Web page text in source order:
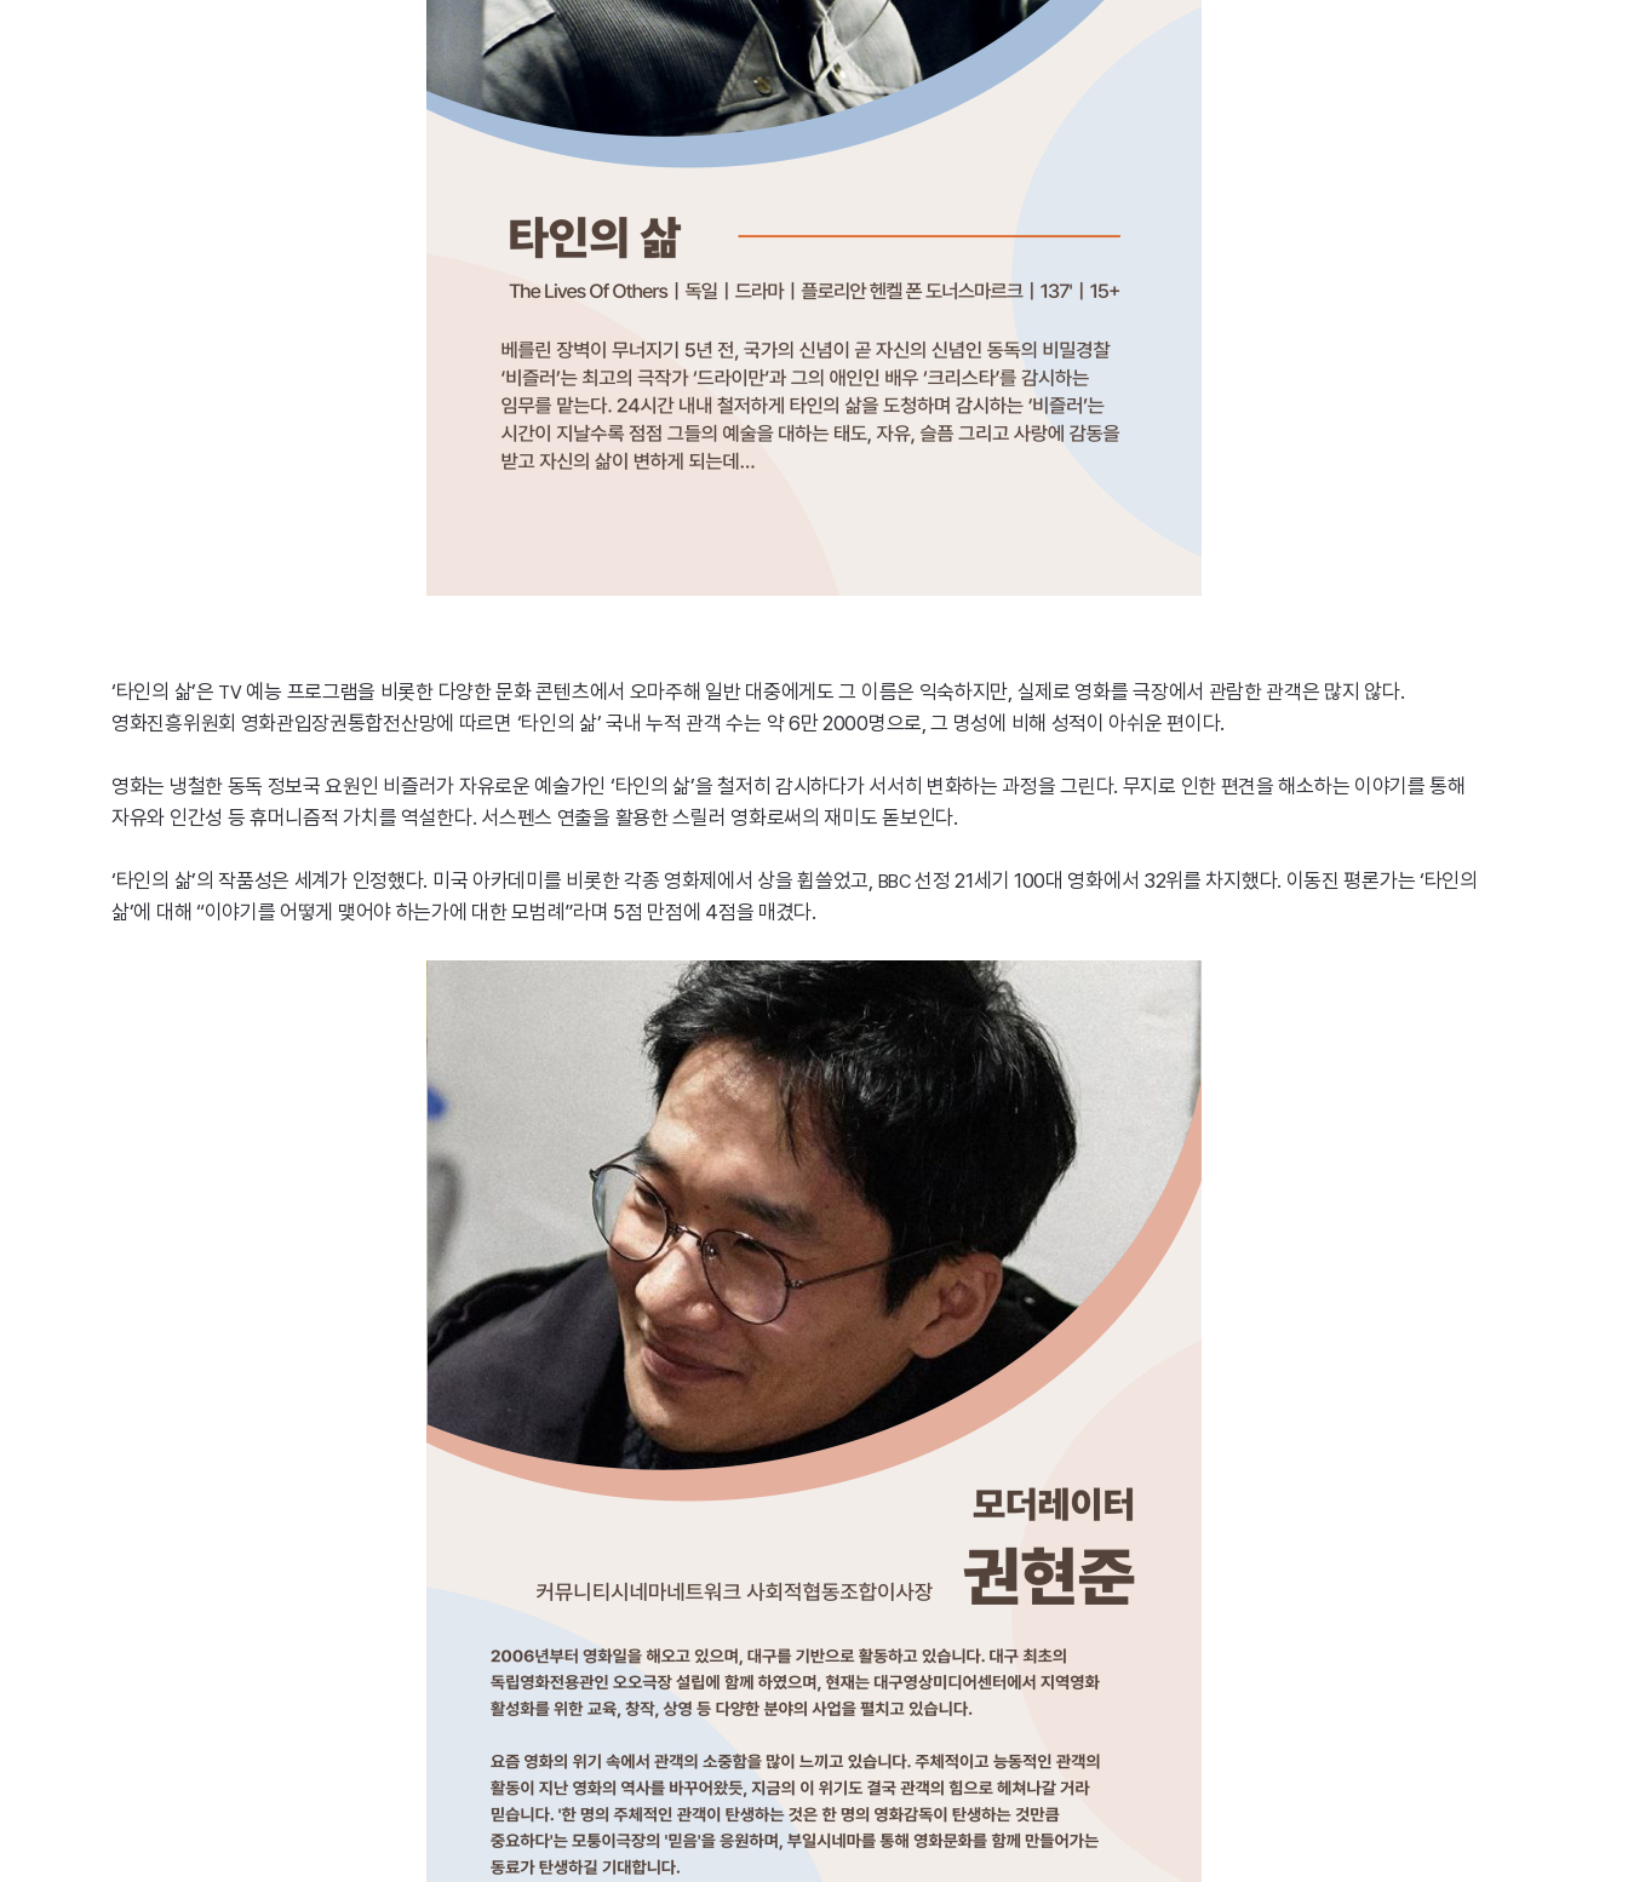
‘타인의 삶’은 TV예능 프로그램을 비롯한 다양한 문화 콘텐츠에서 오마주해 일반 대중에게도 그 이름은 익숙하지만, 실제로 영화를 극장에서 관람한 관객은 많지 않다.
영화진흥위원회 영화관입장권통합전산망에 따르면 ‘타인의 삶’ 국내 누적 관객 수는 약 6만 2000명으로, 그 명성에 비해 성적이 아쉬운 편이다.
영화는 냉철한 동독 정보국 요원인 비즐러가 자유로운 예술가인 ‘타인의 삶’을 철저히 감시하다가 서서히 변화하는 과정을 그린다. 무지로 인한 편견을 해소하는 이야기를 통해
자유와 인간성 등 휴머니즘적 가치를 역설한다. 서스펜스 연출을 활용한 스릴러 영화로써의 재미도 돋보인다.
‘타인의 삶’의 작품성은 세계가 인정했다. 미국 아카데미를 비롯한 각종 영화제에서 상을 휩쓸었고, BBC선정 21세기 100대 영화에서 32위를 차지했다. 이동진 평론가는 ‘타인의
삶’에 대해 “이야기를 어떻게 맺어야 하는가에 대한 모범례”라며 5점 만점에 4점을 매겼다.